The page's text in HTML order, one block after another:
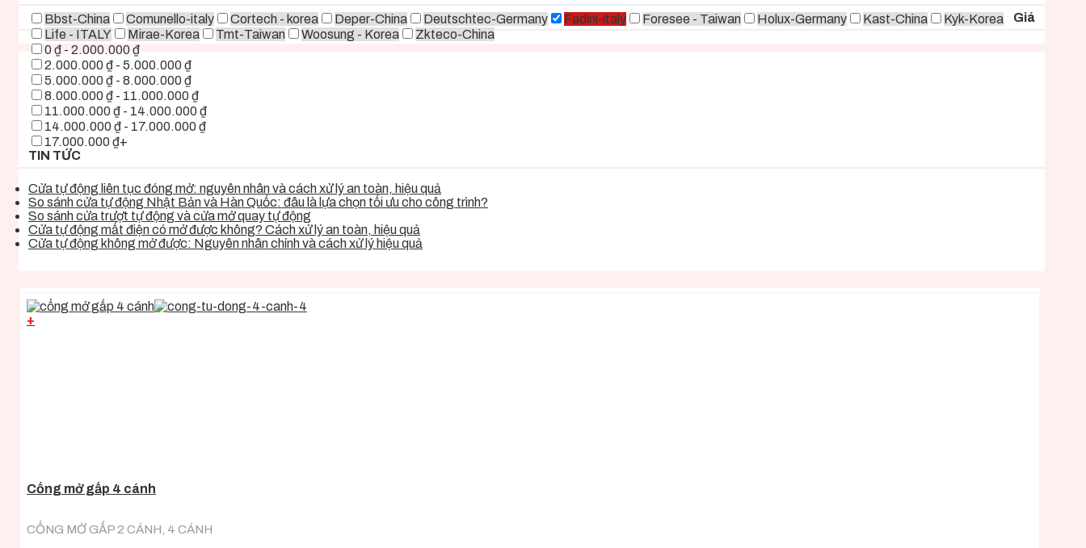
Bbst-China
Comunello-italy Cortech - korea Deper-China Deutschtec-Germany Fadini-italy Foresee - Taiwan Holux-Germany Kast-China
Kyk-Korea
Life - ITALY
Mirae-Korea Tmt-Taiwan Woosung - Korea Zkteco-China
Giá
0 ₫ - 2.000.000 ₫
2.000.000 ₫ - 5.000.000 ₫
5.000.000 ₫ - 8.000.000 ₫
8.000.000 ₫ - 11.000.000 ₫
11.000.000 ₫ - 14.000.000 ₫
14.000.000 ₫ - 17.000.000 ₫
17.000.000 ₫+
TIN TỨC
Cửa tự động liên tục đóng mở: nguyên nhân và cách xử lý an toàn, hiệu quả
So sánh cửa tự động Nhật Bản và Hàn Quốc: đâu là lựa chọn tối ưu cho công trình?
So sánh cửa trượt tự động và cửa mở quay tự động
Cửa tự động mất điện có mở được không? Cách xử lý an toàn, hiệu quả
Cửa tự động không mở được: Nguyên nhân chính và cách xử lý hiệu quả
+
Cổng mở gấp 4 cánh
CỔNG MỞ GẤP 2 CÁNH, 4 CÁNH